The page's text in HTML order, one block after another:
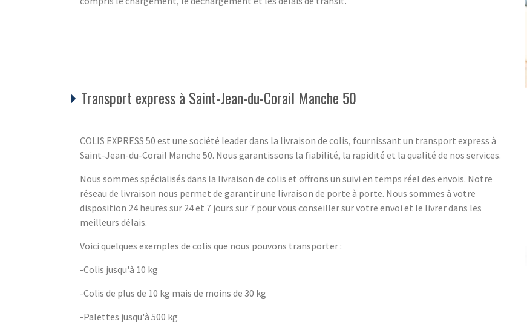
Transport express à Saint-Jean-du-Corail Manche 50
COLIS EXPRESS 50 est une société leader dans la livraison de colis, fournissant un transport express à
Saint-Jean-du-Corail Manche 50. Nous garantissons la fiabilité, la rapidité et la qualité de nos services.
Nous sommes spécialisés dans la livraison de colis et offrons un suivi en temps réel des envois. Notre
réseau de livraison nous permet de garantir une livraison de porte à porte. Nous sommes à votre
disposition 24 heures sur 24 et 7 jours sur 7 pour vous conseiller sur votre envoi et le livrer dans les
meilleurs délais.
Voici quelques exemples de colis que nous pouvons transporter :
-Colis jusqu'à 10 kg
-Colis de plus de 10 kg mais de moins de 30 kg
-Palettes jusqu'à 500 kg